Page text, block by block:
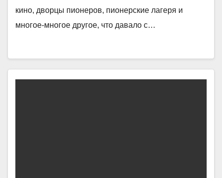
кино, дворцы пионеров, пионерские лагеря и
многое-многое другое, что давало с…